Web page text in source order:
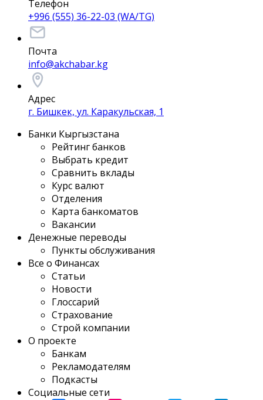
Телефон
+996 (555) 36-22-03 (WA/TG)
Почта
info@akchabar.kg
Адрес
г. Бишкек, ул. Каракульская, 1
Банки Кыргызстана
Рейтинг банков
Выбрать кредит
Сравнить вклады
Курс валют
Отделения
Карта банкоматов
Вакансии
Денежные переводы
Пункты обслуживания
Все о Финансах
Статьи
Новости
Глоссарий
Страхование
Строй компании
О проекте
Банкам
Рекламодателям
Подкасты
Социальные сети